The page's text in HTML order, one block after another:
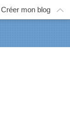
Créer mon blog